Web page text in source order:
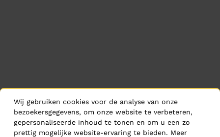
Wij gebruiken cookies voor de analyse van onze
bezoekersgegevens, om onze website te verbeteren,
gepersonaliseerde inhoud te tonen en om u een zo
prettig mogelijke website-ervaring te bieden. Meer